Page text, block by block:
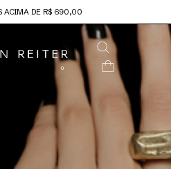
ACIMA DE R$ 690,00
0